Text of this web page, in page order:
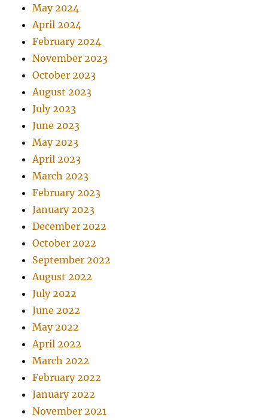
May 2024
April 2024
February 2024
November 2023
October 2023
August 2023
July 2023
June 2023
May 2023
April 2023
March 2023
February 2023
January 2023
December 2022
October 2022
September 2022
August 2022
July 2022
June 2022
May 2022
April 2022
March 2022
February 2022
January 2022
November 2021